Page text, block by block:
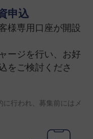
申込
様専用口座が開設
ージを行い、お好
をご検討くださ
行われ、募集前にはメ